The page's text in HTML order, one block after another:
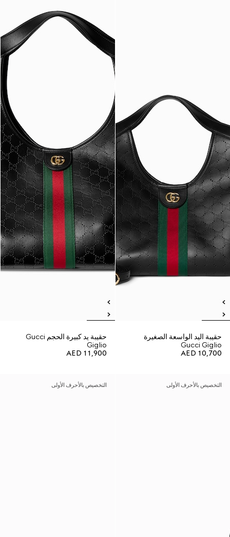
حقيبة اليد الواسعة الصغيرة
Gucci Giglio
AED 10,700
حقيبة يد كبيرة الحجم Gucci
Giglio
AED 11,900
التخصيص بالأحرف الأولى التخصيص بالأحرف الأولى